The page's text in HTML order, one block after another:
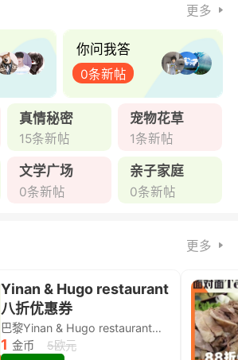
更多
你问我答
0条新帖
真情秘密
15条新帖
宠物花草
1条新帖
文学广场
0条新帖
亲子家庭
0条新帖
更多
Yinan & Hugo restaurant
八折优惠券
巴黎Yinan & Hugo restaurant除简餐类全场8折
1 金币
5欧元